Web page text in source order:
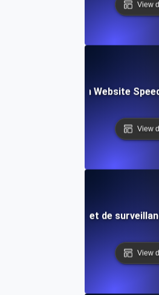
View
Voice-Driven Website
View
de test de vitesse et de
View